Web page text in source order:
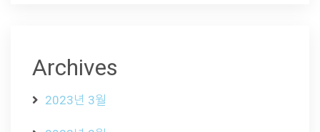
Archives
2023년 3월